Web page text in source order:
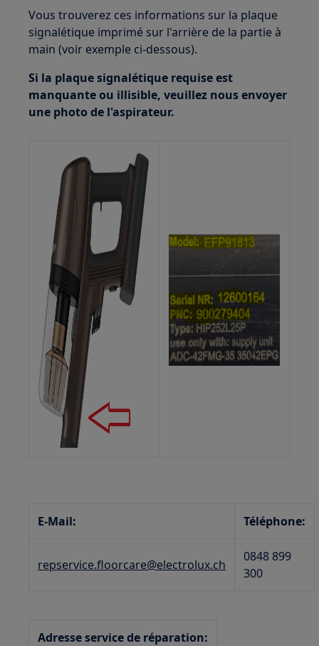
Vous trouverez ces informations sur la plaque
signalétique imprimé sur l'arrière de la partie à
main (voir exemple ci-dessous).
Si la plaque signalétique requise est
manquante ou illisible, veuillez nous envoyer
une photo de l'aspirateur.
E-Mail: Téléphone:
repservice.floorcare@electrolux.ch
0848 899
300
Adresse service de réparation: